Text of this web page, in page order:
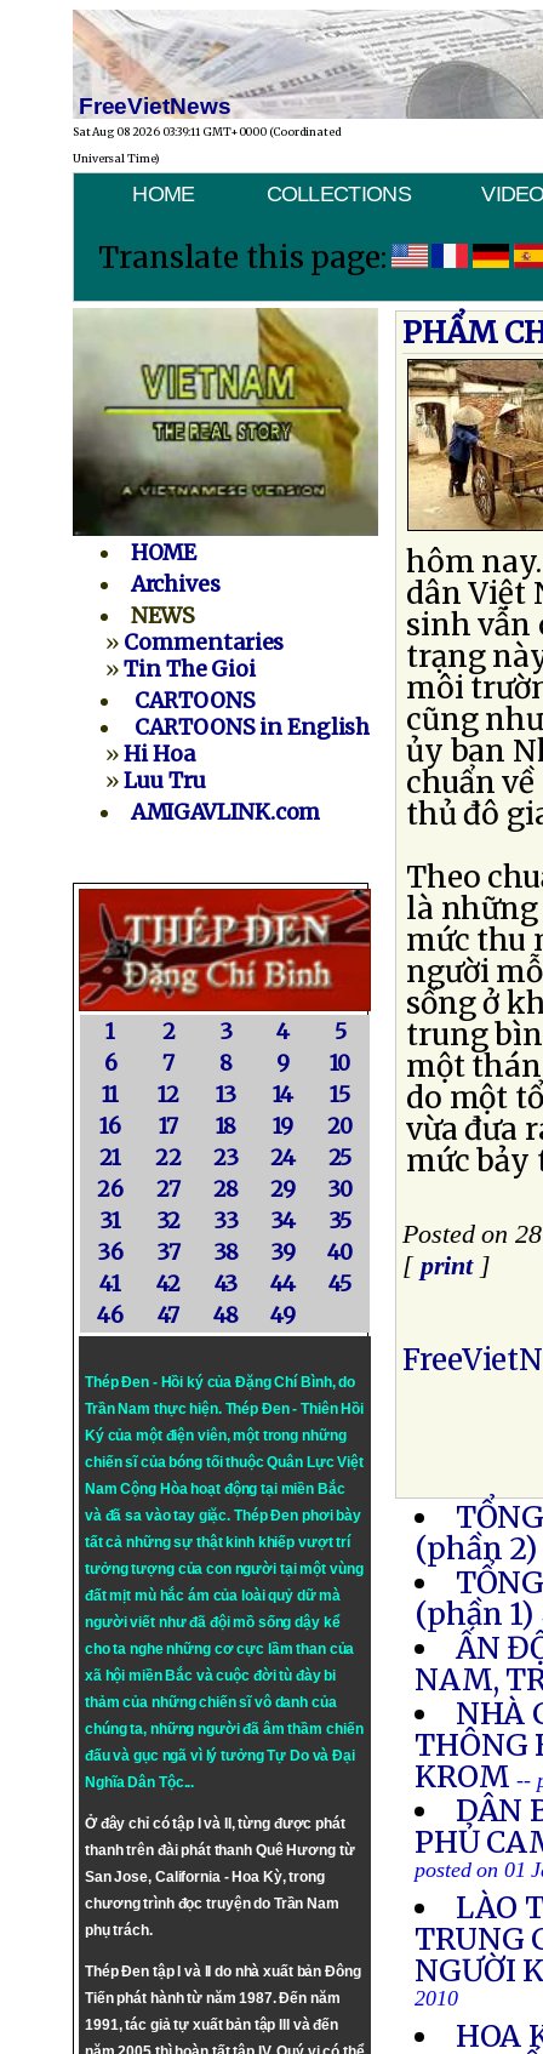
FreeVietNews
Sat Aug 08 2026 03:39:11 GMT+0000 (Coordinated
Universal Time)
HOME COLLECTIONS
Translate this page:
HOME
Archives
NEWS
» Commentaries
»Tin The Gioi
CARTOONS
CARTOONS in English
»Hi Hoa
»Luu Tru
AMIGAVLINK.com
1 2 3 4
5
6
7 8 9
10
11
12 13 14
15
16
17 18 19
20
21
22 23 24
25
26
27 28 29
30
31
32 33 34
35
36
37 38 39
40
41
42 43 44
45
46
47 48 49
Thép Đen - Hồi ký của Đặng Chí Bình, do
Trần Nam thực hiện. Thép Đen- Thiên Hồi
Ký của một điện viên, một trong những
chiến sĩ của bóng tối thuộc Quân Lực Việt
Nam Cộng Hòa hoạt động tại miền Bắc
và đã sa vào tay giặc. Thép Đen phơi bày
tất cả những sự thật kinh khiếp vượt trí
tưởng tượng của con người tại một vùng
đất mịt mù hắc ám của loài quỷ dữ mà
người viết như đã đội mồ sống dậy kể
cho ta nghe những cơ cực lầm than của
xã hội miền Bắc và cuộc đời tù đày bi
thảm của những chiến sĩ vô danh của
chúng ta, những người đã âm thầm chiến
đấu và gục ngã vì lý tưởngTự DovàĐại
Nghĩa Dân Tộc...
Ở đây chỉ có tập I và II, từng được phát
thanh trên đài phát thanh Quê Hương từ
San Jose, California - Hoa Kỳ, trong
chương trình đọc truyện do Trần Nam
phụ trách.
Thép Đen tập I và II do nhà xuất bản Đông
Tiến phát hành từ năm 1987. Đến năm
1991, tác giả tự xuất bản tập III và đến
PHẨM
hôm
dân Việt
sinh vẫn
trạng
môi
cũng
ủy ban
chuẩn
thủ đô
Theo
là
mức thu
người
sống ở
trung
một
do một
vừa đưa
mức bảy
Posted on
[ print]
(phần 2)
(phần 1)
ẤN
NAM,
NHÀ
THÔNG
KROM --
DÂN
PHỦ
posted on 01
LÀO
TRUNG
NGƯỜI
2010
HOA